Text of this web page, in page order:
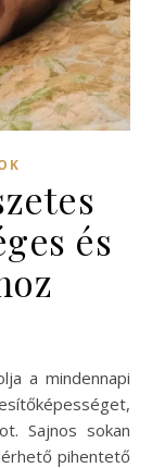
és
Sajnos sokan
pihentető